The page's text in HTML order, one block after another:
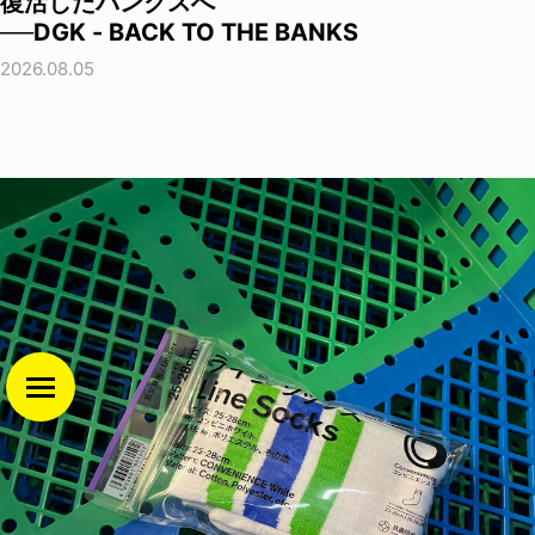
──DGK - BACK TO THE BANKS
2026.08.05